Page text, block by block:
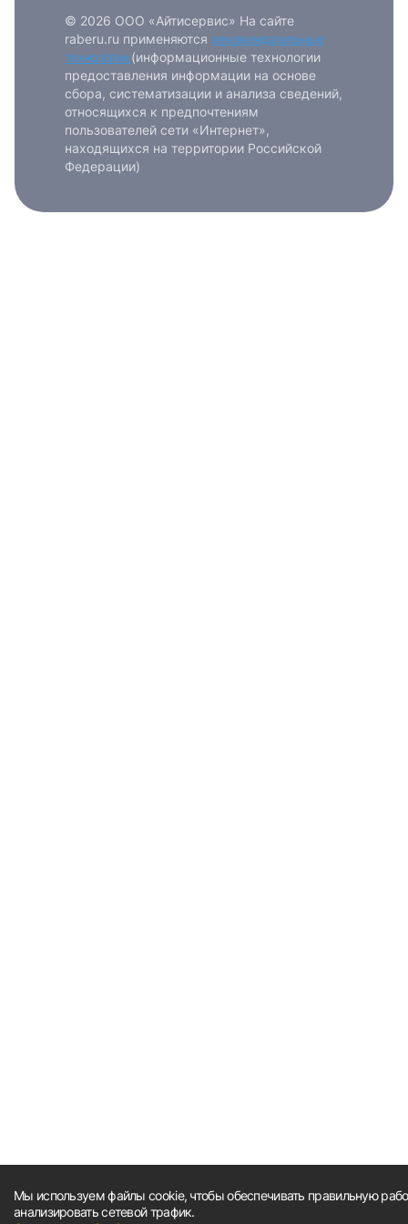
Мы используем файлы cookie, чтобы обеспечивать правильную
анализировать сетевой трафик.
© 2026 ООО «Айтисервис» На сайте
raberu.ru применяются рекомендательные
технологии (информационные технологии
предоставления информации на основе
сбора, систематизации и анализа сведений,
относящихся к предпочтениям
пользователей сети «Интернет»,
находящихся на территории Российской
Федерации)